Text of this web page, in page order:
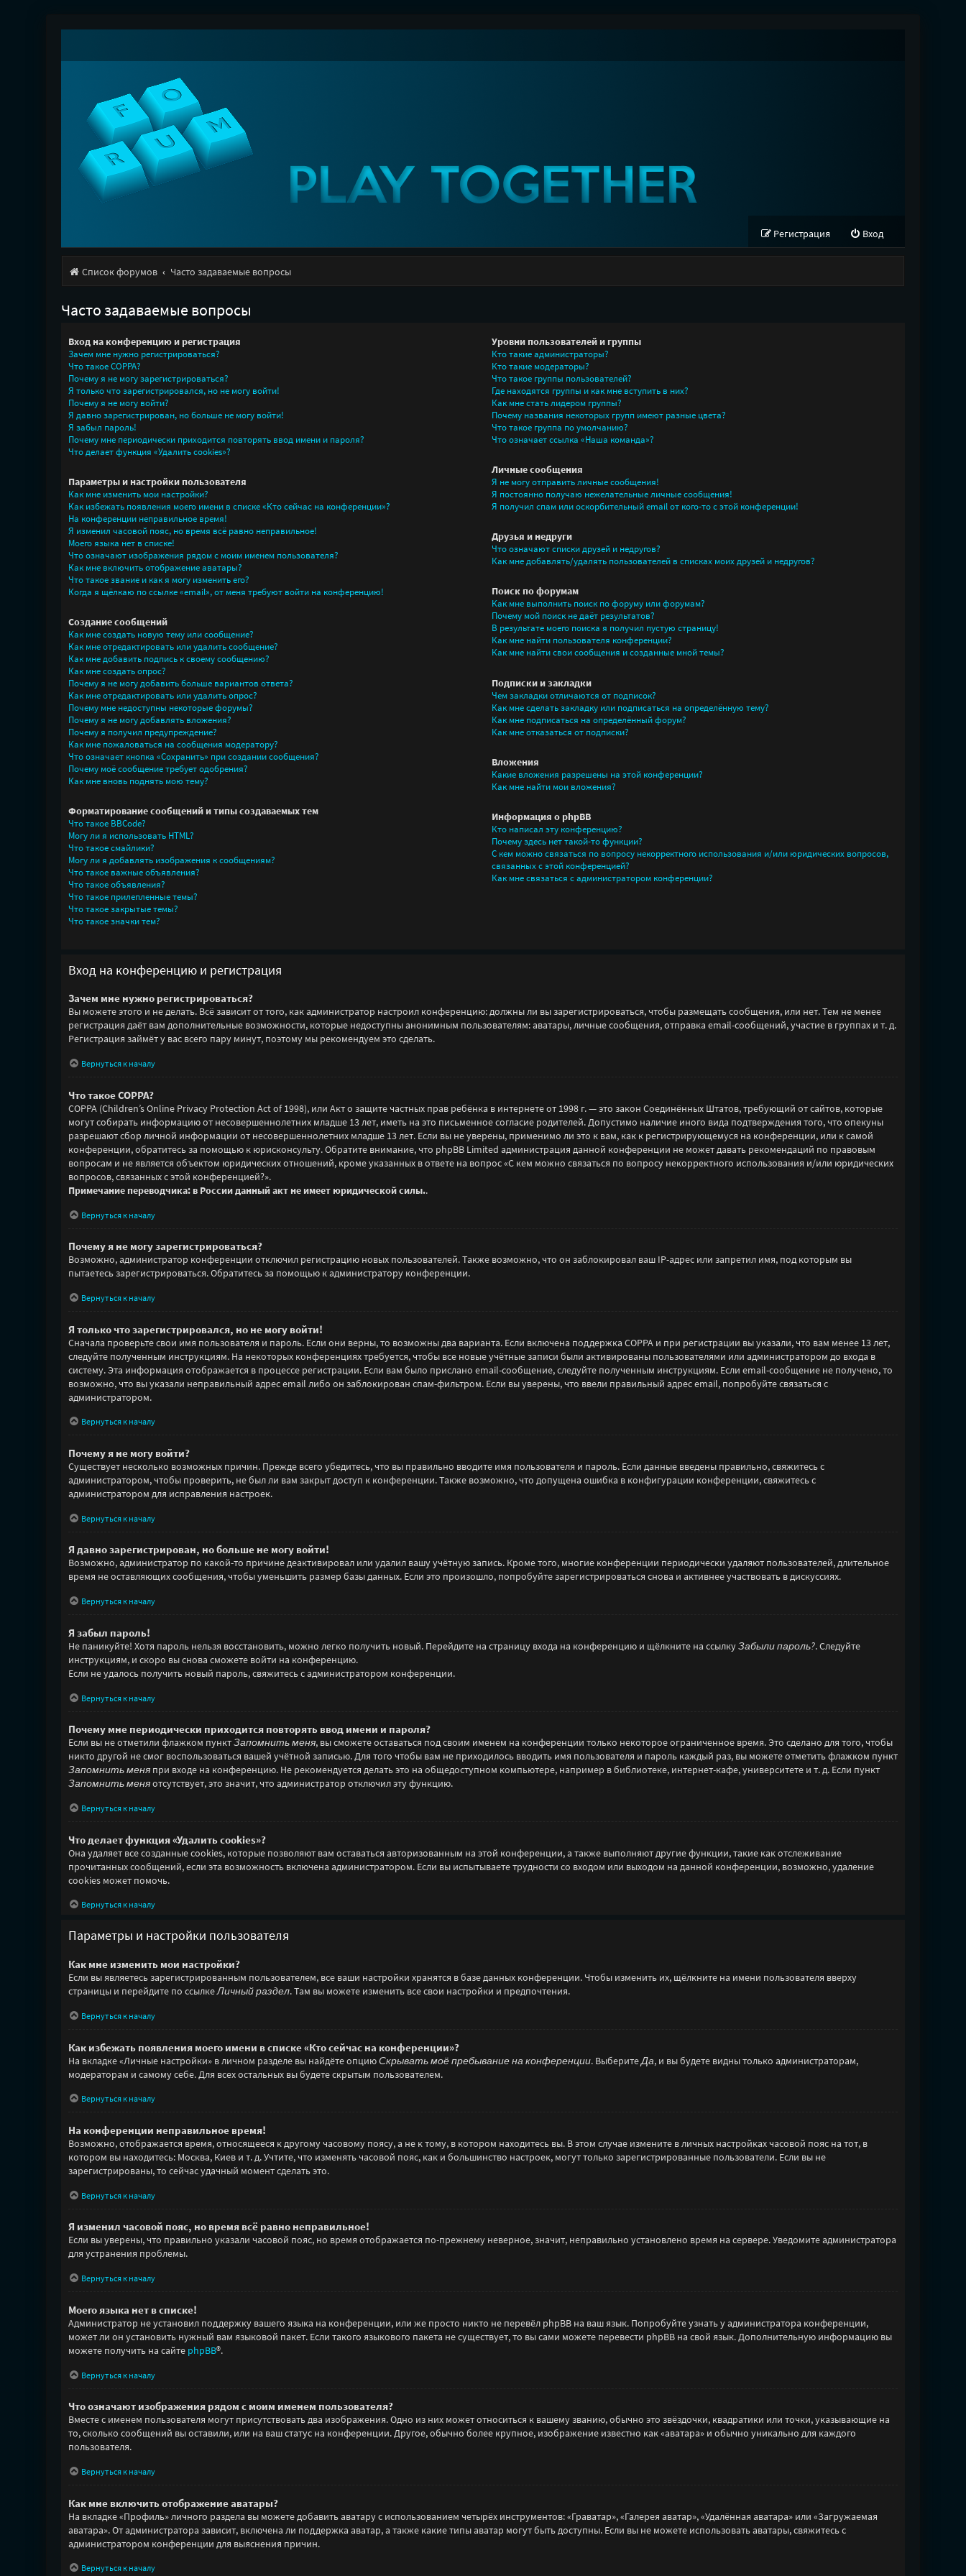
Вход
Регистрация
Список форумов Часто задаваемые вопросы
Часто задаваемые вопросы
Вход на конференцию и регистрация
Зачем мне нужно регистрироваться?
Что такое COPPA?
Почему я не могу зарегистрироваться?
Я только что зарегистрировался, но не могу войти!
Почему я не могу войти?
Я давно зарегистрирован, но больше не могу войти!
Я забыл пароль!
Почему мне периодически приходится повторять ввод имени и пароля?
Что делает функция «Удалить cookies»?
Параметры и настройки пользователя
Как мне изменить мои настройки?
Как избежать появления моего имени в списке «Кто сейчас на конференции»?
На конференции неправильное время!
Я изменил часовой пояс, но время всё равно неправильное!
Моего языка нет в списке!
Что означают изображения рядом с моим именем пользователя?
Как мне включить отображение аватары?
Что такое звание и как я могу изменить его?
Когда я щёлкаю по ссылке «email», от меня требуют войти на конференцию!
Создание сообщений
Как мне создать новую тему или сообщение?
Как мне отредактировать или удалить сообщение?
Как мне добавить подпись к своему сообщению?
Как мне создать опрос?
Почему я не могу добавить больше вариантов ответа?
Как мне отредактировать или удалить опрос?
Почему мне недоступны некоторые форумы?
Почему я не могу добавлять вложения?
Почему я получил предупреждение?
Как мне пожаловаться на сообщения модератору?
Что означает кнопка «Сохранить» при создании сообщения?
Почему моё сообщение требует одобрения?
Как мне вновь поднять мою тему?
Форматирование сообщений и типы создаваемых тем
Что такое BBCode?
Могу ли я использовать HTML?
Что такое смайлики?
Могу ли я добавлять изображения к сообщениям?
Что такое важные объявления?
Что такое объявления?
Что такое прилепленные темы?
Что такое закрытые темы?
Что такое значки тем?
Уровни пользователей и группы
Кто такие администраторы?
Кто такие модераторы?
Что такое группы пользователей?
Где находятся группы и как мне вступить в них?
Как мне стать лидером группы?
Почему названия некоторых групп имеют разные цвета?
Что такое группа по умолчанию?
Что означает ссылка «Наша команда»?
Личные сообщения
Я не могу отправить личные сообщения!
Я постоянно получаю нежелательные личные сообщения!
Я получил спам или оскорбительный email от кого-то с этой конференции!
Друзья и недруги
Что означают списки друзей и недругов?
Как мне добавлять/удалять пользователей в списках моих друзей и недругов?
Поиск по форумам
Как мне выполнить поиск по форуму или форумам?
Почему мой поиск не даёт результатов?
В результате моего поиска я получил пустую страницу!
Как мне найти пользователя конференции?
Как мне найти свои сообщения и созданные мной темы?
Подписки и закладки
Чем закладки отличаются от подписок?
Как мне сделать закладку или подписаться на определённую тему?
Как мне подписаться на определённый форум?
Как мне отказаться от подписки?
Вложения
Какие вложения разрешены на этой конференции?
Как мне найти мои вложения?
Информация о phpBB
Кто написал эту конференцию?
Почему здесь нет такой-то функции?
С кем можно связаться по вопросу некорректного использования и/или юридических вопросов,
связанных с этой конференцией?
Как мне связаться с администратором конференции?
Вход на конференцию и регистрация
Зачем мне нужно регистрироваться?
Вы можете этого и не делать. Всё зависит от того, как администратор настроил конференцию: должны ли вы зарегистрироваться, чтобы размещать сообщения, или нет. Тем не менее
регистрация даёт вам дополнительные возможности, которые недоступны анонимным пользователям: аватары, личные сообщения, отправка email-сообщений, участие в группах и т. д.
Регистрация займёт у вас всего пару минут, поэтому мы рекомендуем это сделать.
Вернуться к началу
Что такое COPPA?
COPPA (Children’s Online Privacy Protection Act of 1998), или Акт о защите частных прав ребёнка в интернете от 1998 г. — это закон Соединённых Штатов, требующий от сайтов, которые
могут собирать информацию от несовершеннолетних младше 13 лет, иметь на это письменное согласие родителей. Допустимо наличие иного вида подтверждения того, что опекуны
разрешают сбор личной информации от несовершеннолетних младше 13 лет. Если вы не уверены, применимо ли это к вам, как к регистрирующемуся на конференции, или к самой
конференции, обратитесь за помощью к юрисконсульту. Обратите внимание, что phpBB Limited администрация данной конференции не может давать рекомендаций по правовым
вопросам и не является объектом юридических отношений, кроме указанных в ответе на вопрос «С кем можно связаться по вопросу некорректного использования и/или юридических
вопросов, связанных с этой конференцией?».
Примечание переводчика: в России данный акт не имеет юридической силы..
Вернуться к началу
Почему я не могу зарегистрироваться?
Возможно, администратор конференции отключил регистрацию новых пользователей. Также возможно, что он заблокировал ваш IP-адрес или запретил имя, под которым вы
пытаетесь зарегистрироваться. Обратитесь за помощью к администратору конференции.
Вернуться к началу
Я только что зарегистрировался, но не могу войти!
Сначала проверьте свои имя пользователя и пароль. Если они верны, то возможны два варианта. Если включена поддержка COPPA и при регистрации вы указали, что вам менее 13 лет,
следуйте полученным инструкциям. На некоторых конференциях требуется, чтобы все новые учётные записи были активированы пользователями или администратором до входа в
систему. Эта информация отображается в процессе регистрации. Если вам было прислано email-сообщение, следуйте полученным инструкциям. Если email-сообщение не получено, то
возможно, что вы указали неправильный адрес email либо он заблокирован спам-фильтром. Если вы уверены, что ввели правильный адрес email, попробуйте связаться с
администратором.
Вернуться к началу
Почему я не могу войти?
Существует несколько возможных причин. Прежде всего убедитесь, что вы правильно вводите имя пользователя и пароль. Если данные введены правильно, свяжитесь с
администратором, чтобы проверить, не был ли вам закрыт доступ к конференции. Также возможно, что допущена ошибка в конфигурации конференции, свяжитесь с
администратором для исправления настроек.
Вернуться к началу
Я давно зарегистрирован, но больше не могу войти!
Возможно, администратор по какой-то причине деактивировал или удалил вашу учётную запись. Кроме того, многие конференции периодически удаляют пользователей, длительное
время не оставляющих сообщения, чтобы уменьшить размер базы данных. Если это произошло, попробуйте зарегистрироваться снова и активнее участвовать в дискуссиях.
Вернуться к началу
Я забыл пароль!
Не паникуйте! Хотя пароль нельзя восстановить, можно легко получить новый. Перейдите на страницу входа на конференцию и щёлкните на ссылкуЗабыли пароль?. Следуйте
инструкциям, и скоро вы снова сможете войти на конференцию.
Если не удалось получить новый пароль, свяжитесь с администратором конференции.
Вернуться к началу
Почему мне периодически приходится повторять ввод имени и пароля?
Если вы не отметили флажком пунктЗапомнить меня, вы сможете оставаться под своим именем на конференции только некоторое ограниченное время. Это сделано для того, чтобы
никто другой не смог воспользоваться вашей учётной записью. Для того чтобы вам не приходилось вводить имя пользователя и пароль каждый раз, вы можете отметить флажком пункт
Запомнить меняпри входе на конференцию. Не рекомендуется делать это на общедоступном компьютере, например в библиотеке, интернет-кафе, университете и т. д. Если пункт
Запомнить меняотсутствует, это значит, что администратор отключил эту функцию.
Вернуться к началу
Что делает функция «Удалить cookies»?
Она удаляет все созданные cookies, которые позволяют вам оставаться авторизованным на этой конференции, а также выполняют другие функции, такие как отслеживание
прочитанных сообщений, если эта возможность включена администратором. Если вы испытываете трудности со входом или выходом на данной конференции, возможно, удаление
cookies может помочь.
Вернуться к началу
Параметры и настройки пользователя
Как мне изменить мои настройки?
Если вы являетесь зарегистрированным пользователем, все ваши настройки хранятся в базе данных конференции. Чтобы изменить их, щёлкните на имени пользователя вверху
страницы и перейдите по ссылкеЛичный раздел. Там вы можете изменить все свои настройки и предпочтения.
Вернуться к началу
Как избежать появления моего имени в списке «Кто сейчас на конференции»?
На вкладке «Личные настройки» в личном разделе вы найдёте опциюСкрывать моё пребывание на конференции. ВыберитеДа, и вы будете видны только администраторам,
модераторам и самому себе. Для всех остальных вы будете скрытым пользователем.
Вернуться к началу
На конференции неправильное время!
Возможно, отображается время, относящееся к другому часовому поясу, а не к тому, в котором находитесь вы. В этом случае измените в личных настройках часовой пояс на тот, в
котором вы находитесь: Москва, Киев и т. д. Учтите, что изменять часовой пояс, как и большинство настроек, могут только зарегистрированные пользователи. Если вы не
зарегистрированы, то сейчас удачный момент сделать это.
Вернуться к началу
Я изменил часовой пояс, но время всё равно неправильное!
Если вы уверены, что правильно указали часовой пояс, но время отображается по-прежнему неверное, значит, неправильно установлено время на сервере. Уведомите администратора
для устранения проблемы.
Вернуться к началу
Моего языка нет в списке!
Администратор не установил поддержку вашего языка на конференции, или же просто никто не перевёл phpBB на ваш язык. Попробуйте узнать у администратора конференции,
может ли он установить нужный вам языковой пакет. Если такого языкового пакета не существует, то вы сами можете перевести phpBB на свой язык. Дополнительную информацию вы
можете получить на сайте phpBB®.
Вернуться к началу
Что означают изображения рядом с моим именем пользователя?
Вместе с именем пользователя могут присутствовать два изображения. Одно из них может относиться к вашему званию, обычно это звёздочки, квадратики или точки, указывающие на
то, сколько сообщений вы оставили, или на ваш статус на конференции. Другое, обычно более крупное, изображение известно как «аватара» и обычно уникально для каждого
пользователя.
Вернуться к началу
Как мне включить отображение аватары?
На вкладке «Профиль» личного раздела вы можете добавить аватару с использованием четырёх инструментов: «Граватар», «Галерея аватар», «Удалённая аватара» или «Загружаемая
аватара». От администратора зависит, включена ли поддержка аватар, а также какие типы аватар могут быть доступны. Если вы не можете использовать аватары, свяжитесь с
администратором конференции для выяснения причин.
Вернуться к началу